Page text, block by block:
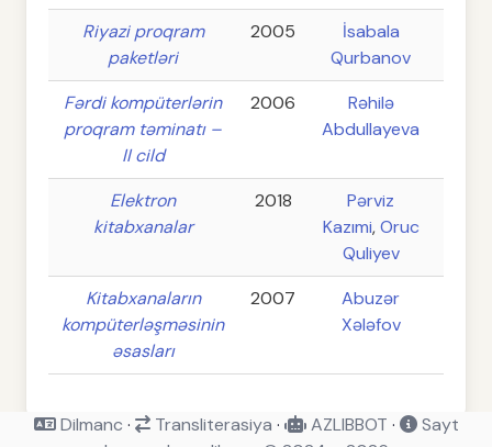
Riyazi proqram
paketləri
2005
İsabala
Qurbanov
Fərdi kompüterlərin
proqram təminatı –
II cild
2006
Rəhilə
Abdullayeva
Elektron
kitabxanalar
2018
Pərviz
Kazımi,Oruc
Quliyev
Kitabxanaların
kompüterləşməsinin
əsasları
2007
Abuzər
Xələfov
Dilmanc · Transliterasiya · AZLIBBOT ·
Sayt